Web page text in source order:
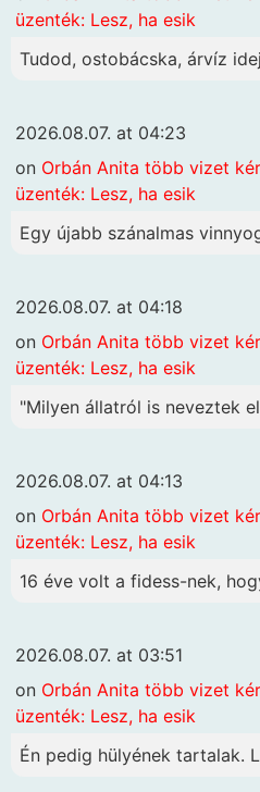
üzenték: Lesz, ha esik
Tudod, ostobácska, árvíz
2026.08.07. at 04:23
on Orbán Anita több vizet
üzenték: Lesz, ha esik
Egy újabb szánalmas
2026.08.07. at 04:18
on Orbán Anita több vizet
üzenték: Lesz, ha esik
"Milyen állatról is neveztek
2026.08.07. at 04:13
on Orbán Anita több vizet
üzenték: Lesz, ha esik
16 éve volt a fidess-nek,
2026.08.07. at 03:51
on Orbán Anita több vizet
üzenték: Lesz, ha esik
Én pedig hülyének tartalak.